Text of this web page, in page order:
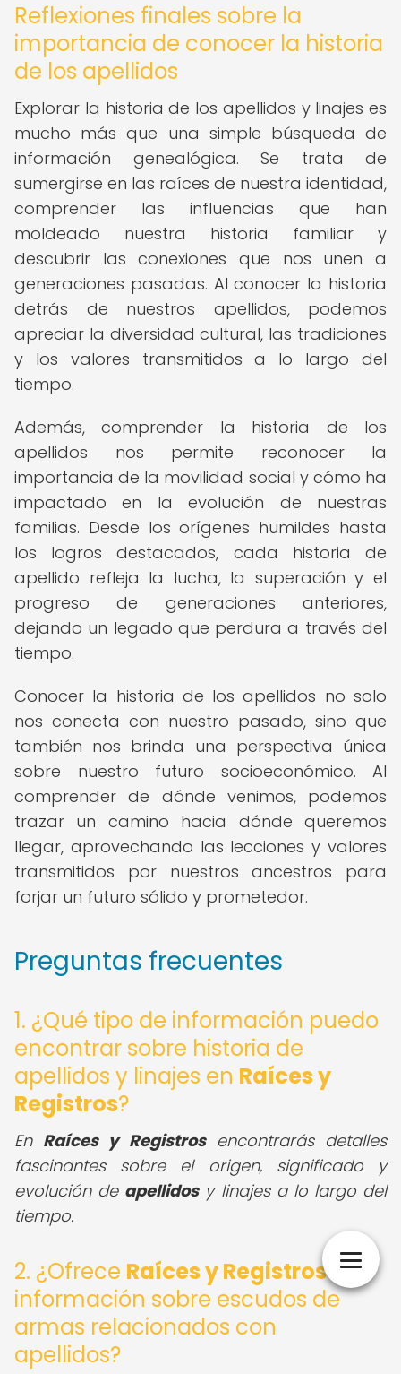
Reflexiones finales sobre la
importancia de conocer la historia
de los apellidos
Explorar la historia de los apellidos y linajes es
mucho más que una simple búsqueda de
información genealógica. Se trata de
sumergirse en las raíces de nuestra identidad,
comprender las influencias que han
moldeado nuestra historia familiar y
descubrir las conexiones que nos unen a
generaciones pasadas. Al conocer la historia
detrás de nuestros apellidos, podemos
apreciar la diversidad cultural, las tradiciones
y los valores transmitidos a lo largo del
tiempo.
Además, comprender la historia de los
apellidos nos permite reconocer la
importancia de la movilidad social y cómo ha
impactado en la evolución de nuestras
familias. Desde los orígenes humildes hasta
los logros destacados, cada historia de
apellido refleja la lucha, la superación y el
progreso de generaciones anteriores,
dejando un legado que perdura a través del
tiempo.
Conocer la historia de los apellidos no solo
nos conecta con nuestro pasado, sino que
también nos brinda una perspectiva única
sobre nuestro futuro socioeconómico. Al
comprender de dónde venimos, podemos
trazar un camino hacia dónde queremos
llegar, aprovechando las lecciones y valores
transmitidos por nuestros ancestros para
forjar un futuro sólido y prometedor.
Preguntas frecuentes
1. ¿Qué tipo de información puedo
encontrar sobre historia de
apellidos y linajes en Raíces y
Registros?
En Raíces y Registrosencontrarás detalles
fascinantes sobre el origen, significado y
evolución de apellidosy linajes a lo largo del
tiempo.
2. ¿Ofrece Raíces y Registros
información sobre escudos de
armas relacionados con
apellidos?